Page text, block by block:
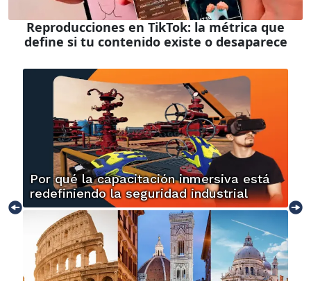
Reproducciones en TikTok: la métrica que
define si tu contenido existe o desaparece
Por qué la capacitación inmersiva está
redefiniendo la seguridad industrial